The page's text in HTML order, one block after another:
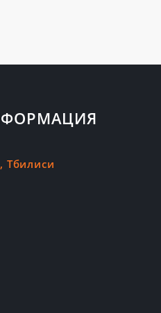
Тбилиси